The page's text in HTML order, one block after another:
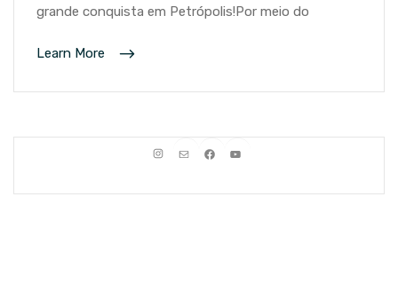
grande conquista em Petrópolis!Por meio do
Learn More